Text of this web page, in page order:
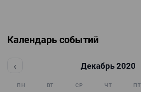
Календарь событий
‹ Декабрь 2020
ПН ВТ СР ЧТ ПТ